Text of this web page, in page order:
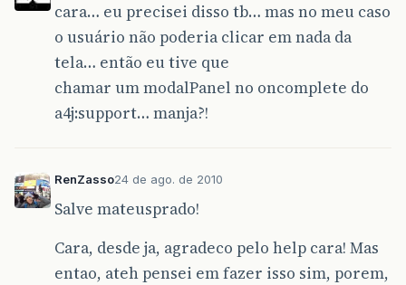
cara… eu precisei disso tb… mas no meu caso
o usuário não poderia clicar em nada da
tela… então eu tive que
chamar um modalPanel no oncomplete do
a4j:support… manja?!
RenZasso24 de ago. de 2010
Salve mateusprado!
Cara, desde ja, agradeco pelo help cara! Mas
entao, ateh pensei em fazer isso sim, porem,